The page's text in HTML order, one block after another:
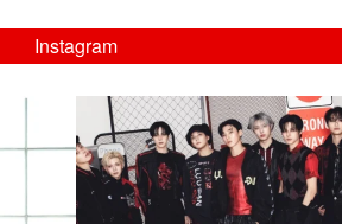
Instagram
musicjapantv
💡08/05(水)23:00特番放送！
...
8月 4
4 0